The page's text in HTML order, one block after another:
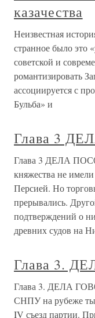
казачества
Неизвестная
странное было это
советской и
романтизировать
ассоциируется с
Бульба» и
Глава 3
Глава 3 ДЕЛА
княжества не
Персией. Но
прерывались.
подтверждений о
древних судов на
Глава 3.
Глава 3. ДЕЛА
СНПУ на рубеже
IV съезд партии.